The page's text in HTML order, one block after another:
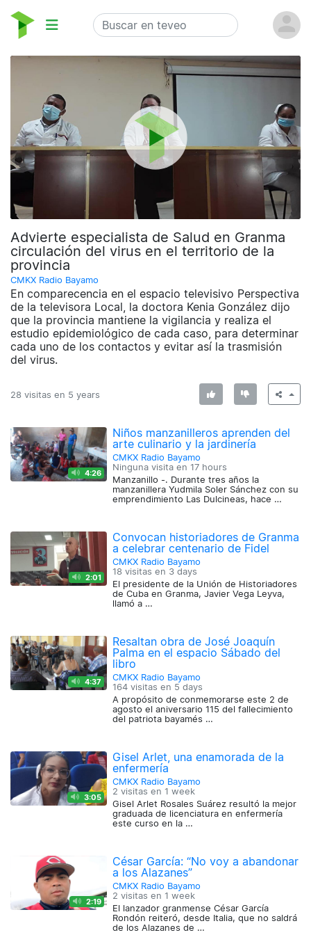
Advierte especialista de Salud en Granma
circulación del virus en el territorio de la
provincia
CMKX Radio Bayamo
En comparecencia en el espacio televisivo Perspectiva
de la televisora Local, la doctora Kenia González dijo
que la provincia mantiene la vigilancia y realiza el
estudio epidemiológico de cada caso, para determinar
cada uno de los contactos y evitar así la trasmisión
del virus.
28 visitas en 5 years
4:26
Niños manzanilleros aprenden del
arte culinario y la jardinería
CMKX Radio Bayamo
Ninguna visita en 17 hours
Manzanillo -. Durante tres años la
manzanillera Yudmila Soler Sánchez con su
emprendimiento Las Dulcineas, hace …
2:01
Convocan historiadores de Granma
a celebrar centenario de Fidel
CMKX Radio Bayamo
18 visitas en 3 days
El presidente de la Unión de Historiadores
de Cuba en Granma, Javier Vega Leyva,
llamó a …
4:37
Resaltan obra de José Joaquín
Palma en el espacio Sábado del
libro
CMKX Radio Bayamo
164 visitas en 5 days
A propósito de conmemorarse este 2 de
agosto el aniversario 115 del fallecimiento
del patriota bayamés …
3:05
Gisel Arlet, una enamorada de la
enfermería
CMKX Radio Bayamo
2 visitas en 1 week
Gisel Arlet Rosales Suárez resultó la mejor
graduada de licenciatura en enfermería
este curso en la …
2:19
César García: “No voy a abandonar
a los Alazanes”
CMKX Radio Bayamo
2 visitas en 1 week
El lanzador granmense César García
Rondón reiteró, desde Italia, que no saldrá
de los Alazanes de …